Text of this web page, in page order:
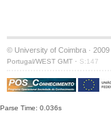
© University of Coimbra · 2009
Portugal/WEST GMT · S:147
Parse Time: 0.036s